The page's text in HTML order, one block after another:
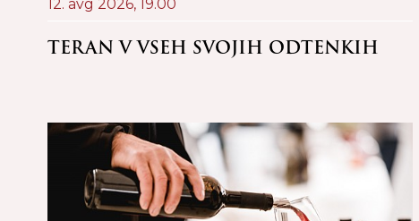
12. avg 2026, 19.00
TERAN V VSEH SVOJIH ODTENKIH